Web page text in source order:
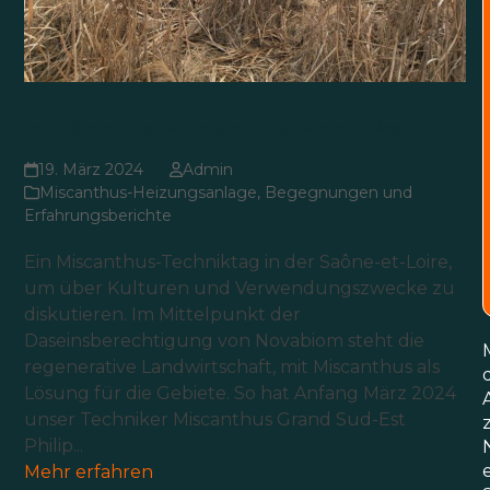
19. März 2024
Admin
Miscanthus-Heizungsanlage, Begegnungen und
Erfahrungsberichte
Ein Miscanthus-Techniktag in der Saône-et-Loire,
um über Kulturen und Verwendungszwecke zu
diskutieren. Im Mittelpunkt der
Daseinsberechtigung von Novabiom steht die
regenerative Landwirtschaft, mit Miscanthus als
Lösung für die Gebiete. So hat Anfang März 2024
unser Techniker Miscanthus Grand Sud-Est
Philip...
Mehr erfahren